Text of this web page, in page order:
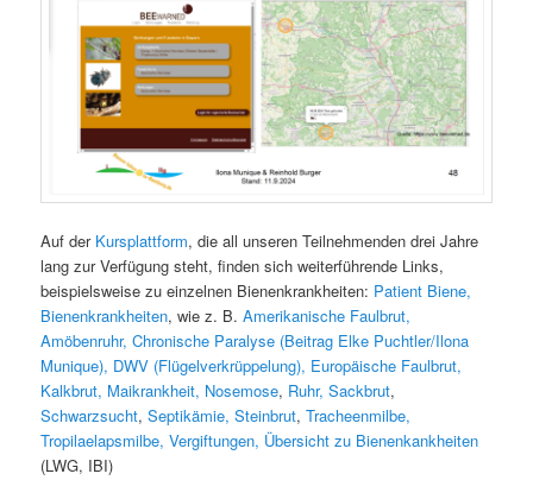
Auf der Kursplattform, die all unseren Teilnehmenden drei Jahre
lang zur Verfügung steht, finden sich weiterführende Links,
beispielsweise zu einzelnen Bienenkrankheiten: Patient Biene,
Bienenkrankheiten, wie z. B.Amerikanische Faulbrut,
Amöbenruhr, Chronische Paralyse (Beitrag Elke Puchtler/Ilona
Munique), DWV (Flügelverkrüppelung), Europäische Faulbrut,
Kalkbrut, Maikrankheit, Nosemose, Ruhr, Sackbrut,
Schwarzsucht,Septikämie, Steinbrut,Tracheenmilbe,
Tropilaelapsmilbe, Vergiftungen, Übersicht zu Bienenkankheiten
(LWG, IBI)